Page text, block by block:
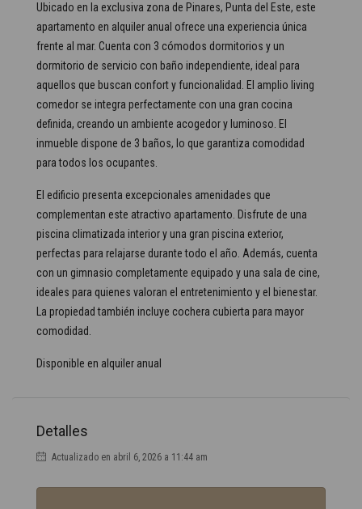
Ubicado en la exclusiva zona de Pinares, Punta del Este, este
apartamento en alquiler anual ofrece una experiencia única
frente al mar. Cuenta con 3 cómodos dormitorios y un
dormitorio de servicio con baño independiente, ideal para
aquellos que buscan confort y funcionalidad. El amplio living
comedor se integra perfectamente con una gran cocina
definida, creando un ambiente acogedor y luminoso. El
inmueble dispone de 3 baños, lo que garantiza comodidad
para todos los ocupantes.
El edificio presenta excepcionales amenidades que
complementan este atractivo apartamento. Disfrute de una
piscina climatizada interior y una gran piscina exterior,
perfectas para relajarse durante todo el año. Además, cuenta
con un gimnasio completamente equipado y una sala de cine,
ideales para quienes valoran el entretenimiento y el bienestar.
La propiedad también incluye cochera cubierta para mayor
comodidad.
Disponible en alquiler anual
Detalles
Actualizado en abril 6, 2026 a 11:44 am